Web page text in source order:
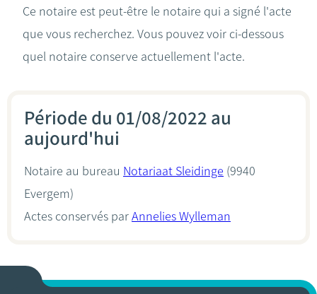
Le notaire
Ce notaire est peut-être le notaire qui a signé l'acte
que vous recherchez. Vous pouvez voir ci-dessous
quel notaire conserve actuellement l'acte.
Période du 01/08/2022 au
aujourd'hui
Notaire au bureau Notariaat Sleidinge (9940
Evergem)
Actes conservés parAnnelies Wylleman